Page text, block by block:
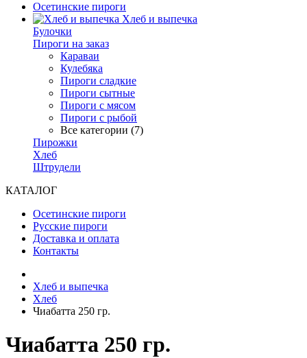
Осетинские пироги
Хлеб и выпечка
Булочки
Пироги на заказ
Караваи
Кулебяка
Пироги сладкие
Пироги сытные
Пироги с мясом
Пироги с рыбой
Все категории (7)
Пирожки
Хлеб
Штрудели
КАТАЛОГ
Осетинские пироги
Русские пироги
Доставка и оплата
Контакты
Хлеб и выпечка
Хлеб
Чиабатта 250 гр.
Чиабатта 250 гр.